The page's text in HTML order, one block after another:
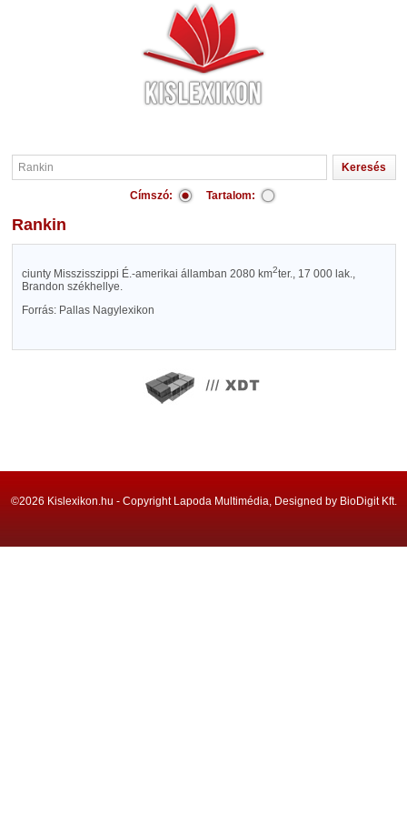
Címszó: Tartalom:
Rankin
ciunty Misszisszippi É.-amerikai államban 2080 km2ter., 17 000 lak.,
Brandon székhellye.
Forrás: Pallas Nagylexikon
©2026 Kislexikon.hu - Copyright Lapoda Multimédia, Designed by BioDigit Kft.